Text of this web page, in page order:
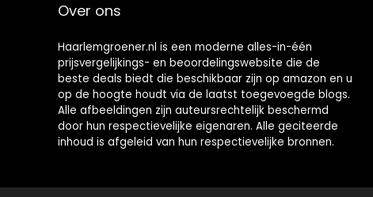
Over ons
Haarlemgroener.nl is een moderne alles-in-één
prijsvergelijkings- en beoordelingswebsite die de
beste deals biedt die beschikbaar zijn op amazon en u
op de hoogte houdt via de laatst toegevoegde blogs.
Alle afbeeldingen zijn auteursrechtelijk beschermd
door hun respectievelijke eigenaren. Alle geciteerde
inhoud is afgeleid van hun respectievelijke bronnen.